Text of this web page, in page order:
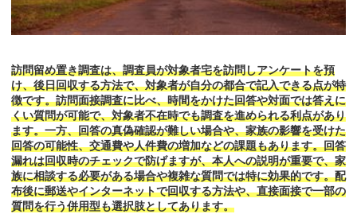
訪問留め置き調査は、調査員が対象者宅を訪問しアンケートを預
け、後日回収する方法で、対象者が自分の都合で記入できる点が特
徴です。訪問面接調査に比べ、時間をかけた回答や対面では答えに
くい質問が可能で、対象者不在時でも調査を進められる利点があり
ます。一方、回答の真偽確認が難しい場合や、家族の影響を受けた
回答の可能性、交通費や人件費の増加などの課題もあります。回答
漏れは回収時のチェックで防げますが、本人への説明が重要で、家
族に相談する必要がある場合や複雑な質問では特に効果的です。配
布後に郵送やインターネットで回収する方法や、直接面接で一部の
質問を行う併用型も選択肢としてあります。